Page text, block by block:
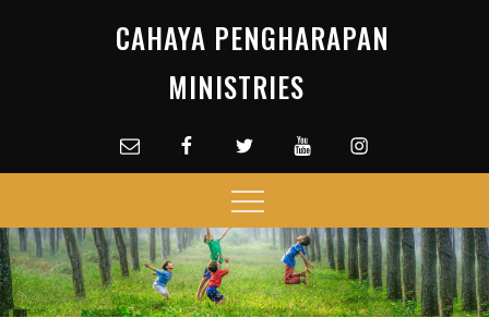
CAHAYA PENGHARAPAN
MINISTRIES
Email facebookTwitterYoutubeInstagram
Menu